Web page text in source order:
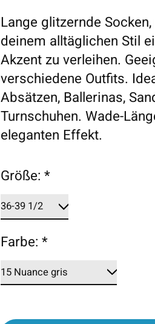
Lange glitzernde
deinem alltäglichen Stil
Akzent zu verleihen.
verschiedene Outfits.
Absätzen, Ballerinas,
Turnschuhen. Wade-
eleganten Effekt.
Größe:*
Farbe:*